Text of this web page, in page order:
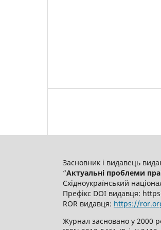
Засновник і видавець
“Актуальні проблеми
Східноукраїнський
Префікс DOI видавця:
ROR видавця: https://
Журнал засновано у 2000